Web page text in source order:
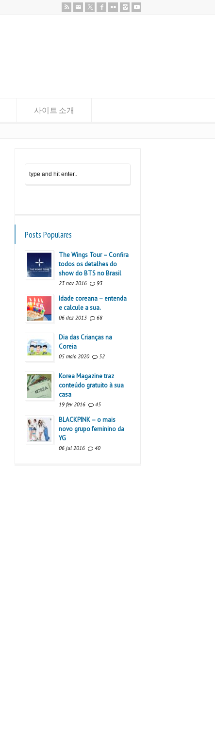
사이트 소개
Posts Populares
The Wings Tour – Confira
todos os detalhes do
show do BTS no Brasil
23 nov 2016 93
Idade coreana – entenda
e calcule a sua.
06 dez 2013 68
Dia das Crianças na
Coreia
05 maio 2020 52
Korea Magazine traz
conteúdo gratuito à sua
casa
19 fev 2016 45
BLACKPINK – o mais
novo grupo feminino da
YG
06 jul 2016 40